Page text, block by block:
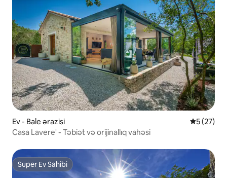
Ev - Bale ərazisi Ortalama
5 (27)
Casa Lavere' - Təbiət və orijinallıq vahəsi
Super Ev Sahibi
Super Ev Sahibi